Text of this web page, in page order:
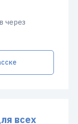
через
всех